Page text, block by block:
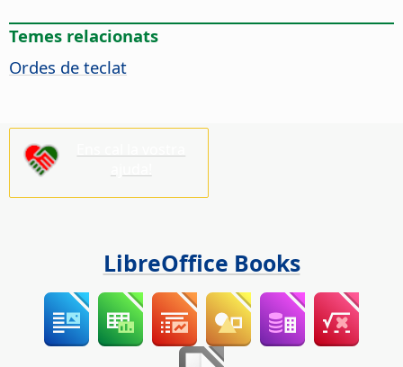
Temes relacionats
Ordes de teclat
LibreOffice Books